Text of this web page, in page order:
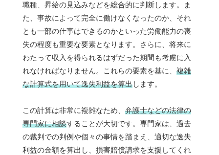
職種、昇給の見込みなどを総合的に判断します。ま
た、事故によって完全に働けなくなったのか、それ
とも一部の仕事はできるのかといった労働能力の喪
失の程度も重要な要素となります。さらに、将来に
わたって収入を得られるはずだった期間も考慮に入
れなければなりません。これらの要素を基に、 複雑
な計算式を用いて逸失利益を算出します。
この計算は非常に複雑なため、 弁護士などの法律の
専門家に相談することが大切です。専門家は、過去
の裁判での判例や個々の事情を踏まえ、適切な逸失
利益の金額を算出し、損害賠償請求を支援してくれ